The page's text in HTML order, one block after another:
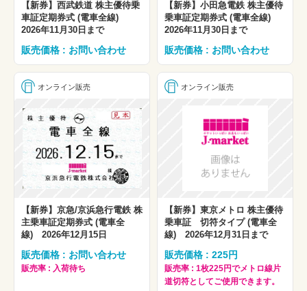
【新券】西武鉄道 株主優待乗
車証定期券式 (電車全線)
2026年11月30日まで
販売価格 : お問い合わせ
【新券】小田急電鉄 株主優待
乗車証定期券式 (電車全線)
2026年11月30日まで
販売価格 : お問い合わせ
オンライン販売
【新券】京急/京浜急行電鉄 株
主乗車証定期券式 (電車全
線) 2026年12月15日
販売価格 : お問い合わせ
販売率 : 入荷待ち
オンライン販売
【新券】東京メトロ 株主優待
乗車証 切符タイプ (電車全
線) 2026年12月31日まで
販売価格 : 225円
販売率 : 1枚225円でメトロ線片
道切符としてご使用できます。